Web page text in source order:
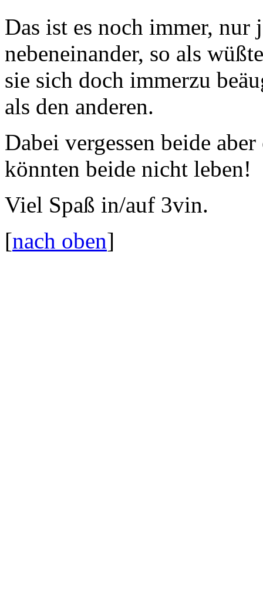
Das ist es noch immer, nur
nebeneinander, so als
sie sich doch immerzu
als den anderen.
Dabei vergessen beide
könnten beide nicht leben!
Viel Spaß in/auf 3vin.
[nach oben]